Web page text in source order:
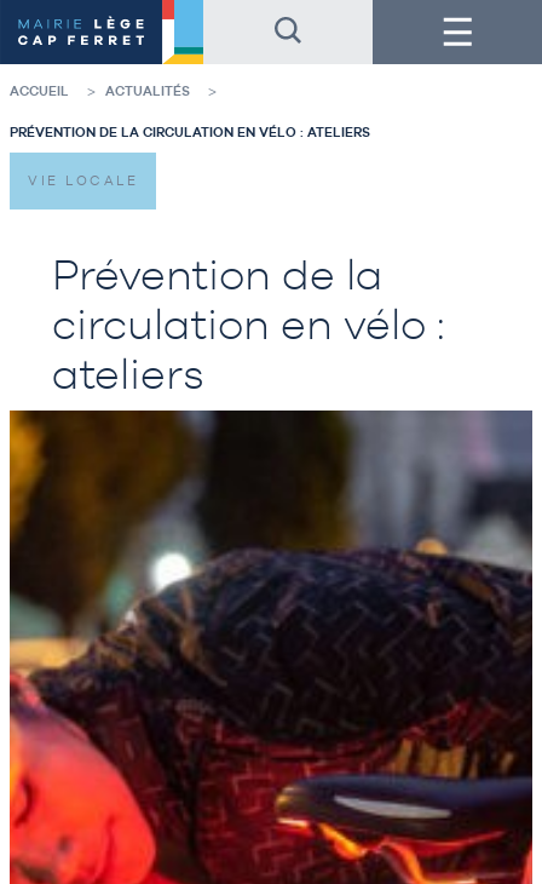
au
contenu
de
la
au
pied
de
page
Menu
ACCUEIL ACTUALITÉS
PRÉVENTION DE LA CIRCULATION EN VÉLO : ATELIERS
Prévention de la
circulation en vélo :
ateliers
VIE LOCALE